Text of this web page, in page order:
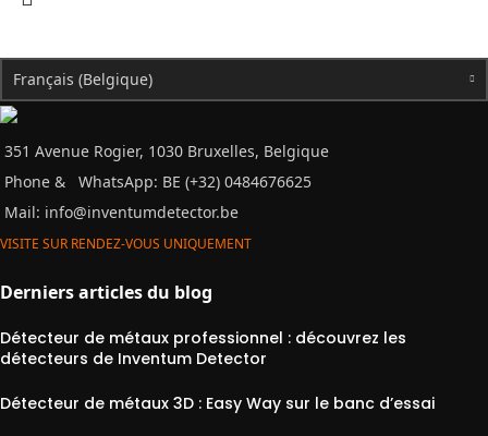
Français (Belgique)
351 Avenue Rogier, 1030 Bruxelles, Belgique
Phone &
WhatsApp: BE (+32) 0484676625
Mail: info@inventumdetector.be
VISITE SUR RENDEZ-VOUS UNIQUEMENT
Derniers articles du blog
Détecteur de métaux professionnel : découvrez les
détecteurs de Inventum Detector
Détecteur de métaux 3D : Easy Way sur le banc d’essai